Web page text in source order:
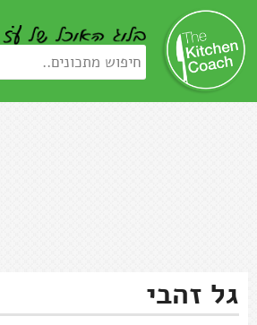
גל זהבי